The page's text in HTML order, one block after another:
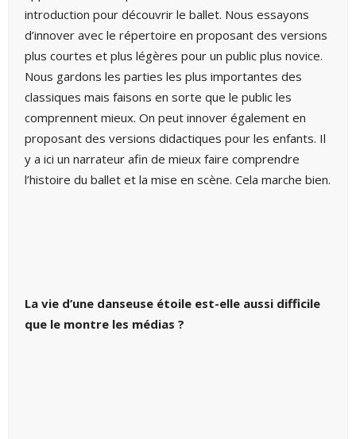
introduction pour découvrir le ballet. Nous essayons
d’innover avec le répertoire en proposant des versions
plus courtes et plus légères pour un public plus novice.
Nous gardons les parties les plus importantes des
classiques mais faisons en sorte que le public les
comprennent mieux. On peut innover également en
proposant des versions didactiques pour les enfants. Il
y a ici un narrateur afin de mieux faire comprendre
l’histoire du ballet et la mise en scène. Cela marche bien.
La vie d’une danseuse étoile est-elle aussi difficile
que le montre les médias ?